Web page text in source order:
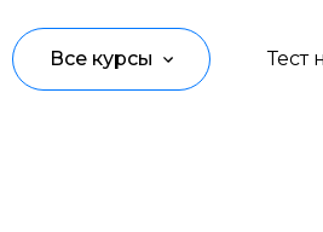
Тест
Все курсы